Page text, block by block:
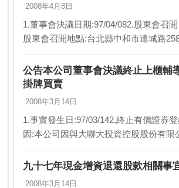
2008年4月8日
1.董事會決議日期:97/04/082.股東會召
股東會召開地點:台北縣中和市連城路
報告。…
公告本公司董事會決議終止上櫃輔
掛牌買賣
2008年3月14日
1.事實發生日:97/03/142.終止有價證券
因:本公司因與大聯大投資控股股份有限
或實際終止有價證券登錄興櫃股票之日
九十七年現金增資退還股款相關事
2008年3月14日